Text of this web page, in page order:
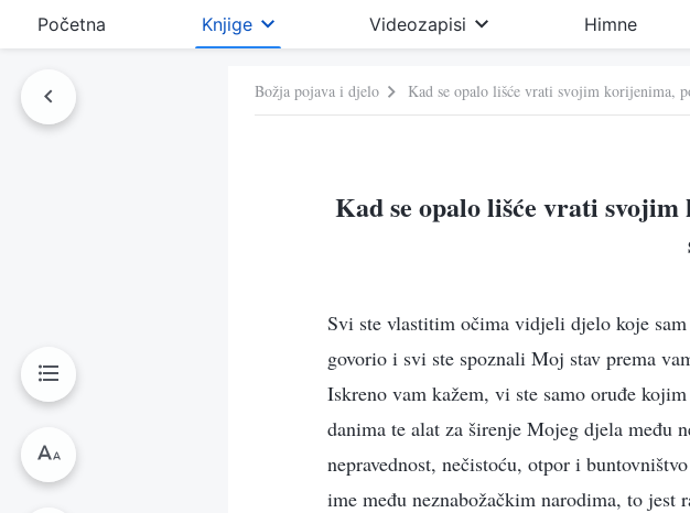
Početna Knjige Videozapisi Himne
Božja pojava i djelo Kad se opalo lišće vrati svojim korijenima,
Kad se opalo lišće vrati svojim
Svi ste vlastitim očima vidjeli djelo koje
govorio i svi ste spoznali Moj stav prema
Iskreno vam kažem, vi ste samo oruđe
danima te alat za širenje Mojeg djela među
nepravednost, nečistoću, otpor i
ime među neznabožačkim narodima, to